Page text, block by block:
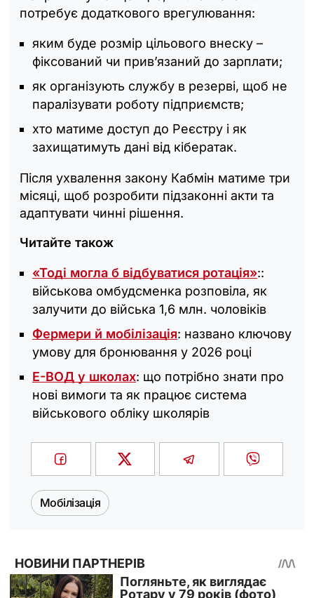
потребує додаткового врегулювання:
яким буде розмір цільового внеску –
фіксований чи прив’язаний до зарплати;
як організують службу в резерві, щоб не
паралізувати роботу підприємств;
хто матиме доступ до Реєстру і як
захищатимуть дані від кібератак.
Після ухвалення закону Кабмін матиме три
місяці, щоб розробити підзаконні акти та
адаптувати чинні рішення.
Читайте також
«Тоді могла б відбуватися ротація»::
військова омбудсменка розповіла, як
залучити до війська 1,6 млн. чоловіків
Фермери й мобілізація: названо ключову
умову для бронювання у 2026 році
Е-ВОД у школах: що потрібно знати про
нові вимоги та як працює система
військового обліку школярів
Мобілізація